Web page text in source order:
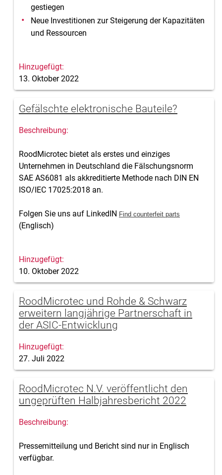
gestiegen
Neue Investitionen zur Steigerung der Kapazitäten
und Ressourcen
13. Oktober 2022
Gefälschte elektronische Bauteile?
RoodMicrotec bietet als erstes und einziges
Unternehmen in Deutschland die Fälschungsnorm
SAE AS6081 als akkreditierte Methode nach DIN EN
ISO/IEC 17025:2018 an.
Folgen Sie uns auf LinkedIN Find counterfeit parts
(Englisch)
10. Oktober 2022
RoodMicrotec und Rohde & Schwarz
erweitern langjährige Partnerschaft in
der ASIC-Entwicklung
27. Juli 2022
RoodMicrotec N.V. veröffentlicht den
ungeprüften Halbjahresbericht 2022
Pressemitteilung und Bericht sind nur in Englisch
verfügbar.